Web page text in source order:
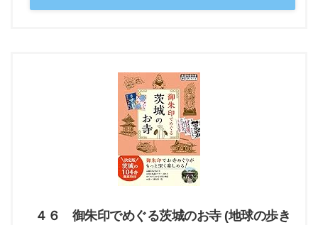
４６ 御朱印でめぐる茨城のお寺 (地球の歩き